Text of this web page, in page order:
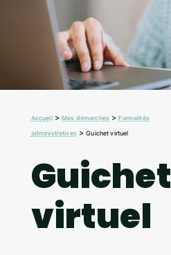
Accueil>Mes démarches >Formalités
administratives>Guichet virtuel
Guichet
virtuel